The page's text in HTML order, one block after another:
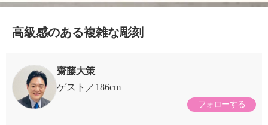
高級感のある複雑な彫刻
齋藤大策
ゲスト
186cm
フォローする